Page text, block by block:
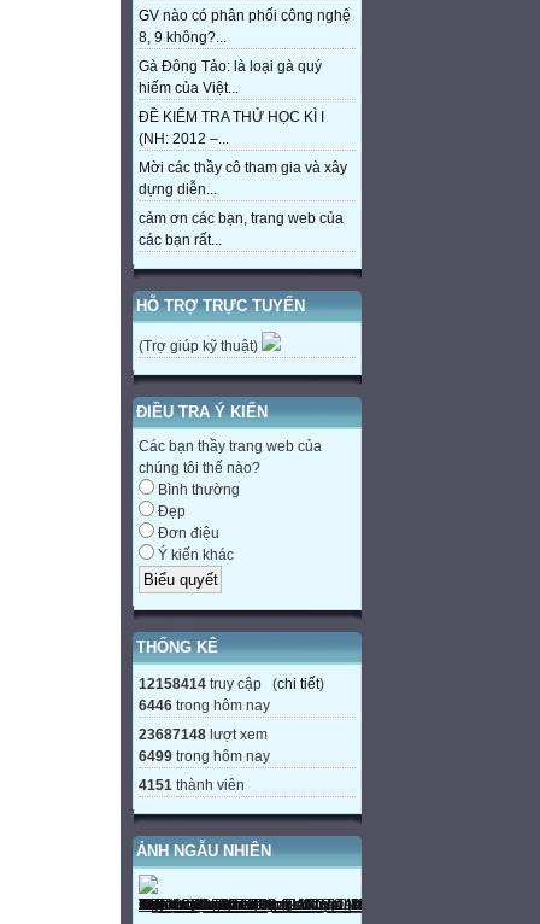
GV nào có phân phối công nghệ
8, 9 không?...
Gà Đông Tảo: là loại gà quý
hiếm của Việt...
ĐỀ KIỂM TRA THỬ HỌC KÌ I
(NH: 2012 –...
Mời các thầy cô tham gia và xây
dựng diễn...
cảm ơn các bạn, trang web của
các bạn rất...
HỖ TRỢ TRỰC TUYẾN
(Trợ giúp kỹ thuật)
ĐIỀU TRA Ý KIẾN
Các bạn thầy trang web của
chúng tôi thế nào?
Bình thường
Đẹp
Đơn điệu
Ý kiến khác
THỐNG KÊ
12158414 truy cập (chi tiết)
6446 trong hôm nay
23687148 lượt xem
6499 trong hôm nay
4151 thành viên
ẢNH NGẪU NHIÊN